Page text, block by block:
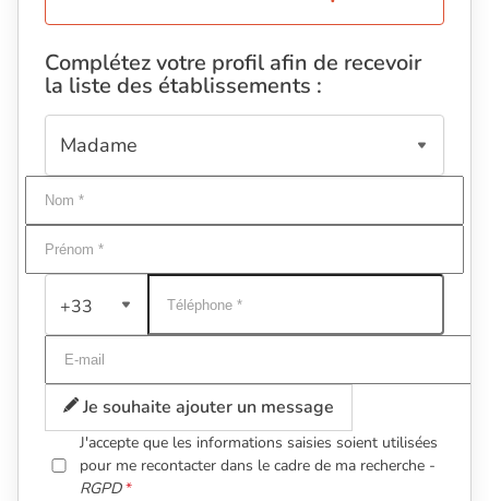
Complétez votre profil afin de recevoir
la liste des établissements :
+33
Je souhaite ajouter un message
J'accepte que les informations saisies soient utilisées
pour me recontacter dans le cadre de ma recherche -
RGPD